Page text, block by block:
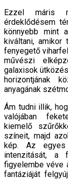
Ezzel máris
érdeklődésem
könnyebb mint
kiváltani, amikor
fenyegető
művészi
galaxisok
horizontjának
anyagának
Ám tudni illik,
valójában
kiemelő
színeit, majd
kép. Az egyes
intenzitását, a
figyelembe véve
fantáziáját